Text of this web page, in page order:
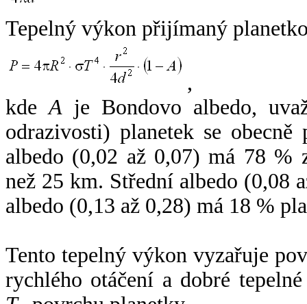
Tepelný výkon přijímaný
,
kdeA je Bondovo albedo,
odrazivosti) planetek se
albedo (0,02 až 0,07) má 78 %
než 25 km. Střední albedo (0,08
albedo (0,13 až 0,28) má 18 %
Tento tepelný výkon vyzařuje
rychlého otáčení a dobré